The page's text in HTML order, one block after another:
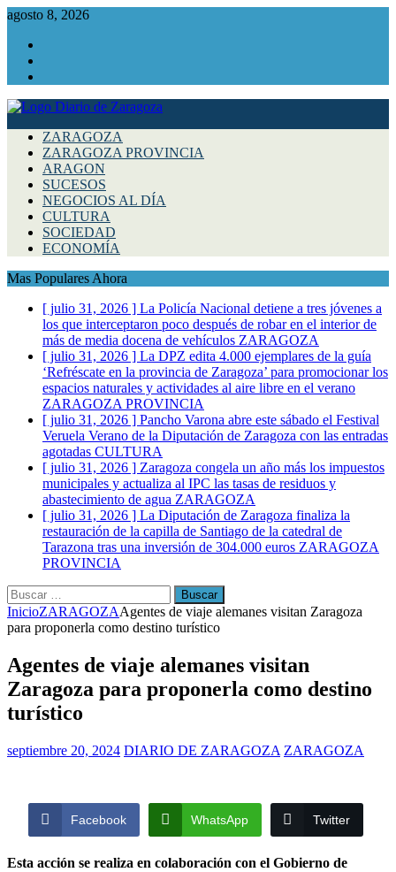
agosto 8, 2026
ZARAGOZA
ZARAGOZA PROVINCIA
ARAGON
SUCESOS
NEGOCIOS AL DÍA
CULTURA
SOCIEDAD
ECONOMÍA
Mas Populares Ahora
[ julio 31, 2026 ] La Policía Nacional detiene a tres jóvenes a
los que interceptaron poco después de robar en el interior de
más de media docena de vehículos ZARAGOZA
[ julio 31, 2026 ] La DPZ edita 4.000 ejemplares de la guía
‘Refréscate en la provincia de Zaragoza’ para promocionar los
espacios naturales y actividades al aire libre en el verano
ZARAGOZA PROVINCIA
[ julio 31, 2026 ] Pancho Varona abre este sábado el Festival
Veruela Verano de la Diputación de Zaragoza con las entradas
agotadas CULTURA
[ julio 31, 2026 ] Zaragoza congela un año más los impuestos
municipales y actualiza al IPC las tasas de residuos y
abastecimiento de agua ZARAGOZA
[ julio 31, 2026 ] La Diputación de Zaragoza finaliza la
restauración de la capilla de Santiago de la catedral de
Tarazona tras una inversión de 304.000 euros ZARAGOZA
PROVINCIA
Buscar:
InicioZARAGOZAAgentes de viaje alemanes visitan Zaragoza
para proponerla como destino turístico
Agentes de viaje alemanes visitan
Zaragoza para proponerla como destino
turístico
septiembre 20, 2024 DIARIO DE ZARAGOZA ZARAGOZA
Facebook WhatsApp Twitter
Esta acción se realiza en colaboración con el Gobierno de